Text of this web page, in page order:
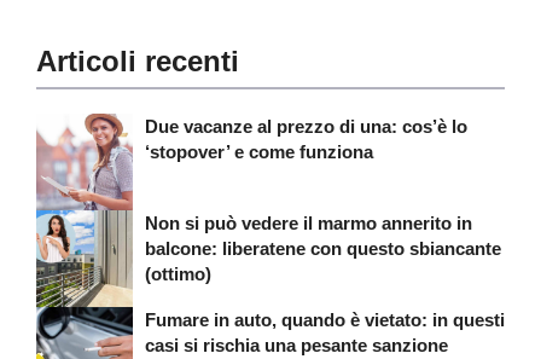
Articoli recenti
Due vacanze al prezzo di una: cos’è lo
‘stopover’ e come funziona
Non si può vedere il marmo annerito in
balcone: liberatene con questo sbiancante
(ottimo)
Fumare in auto, quando è vietato: in questi
casi si rischia una pesante sanzione